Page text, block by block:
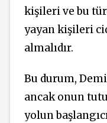
kişileri ve bu
yayan kişileri
almalıdır.
Bu durum,
ancak onun
yolun